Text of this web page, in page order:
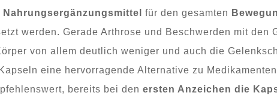
Nahrungsergänzungsmittel für den gesamten
werden. Gerade Arthrose und Beschwerden mit
von allem deutlich weniger und auch die
eine hervorragende Alternative zu
bereits bei den ersten Anzeichen die